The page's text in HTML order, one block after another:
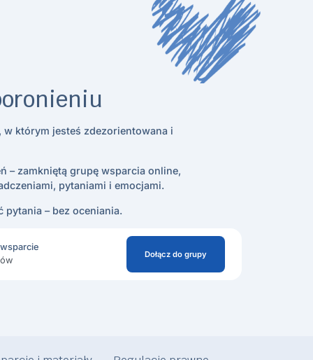
którym jesteś zdezorientowana i
– zamkniętą grupę wsparcia online,
pytaniami i emocjami.
pytania – bez oceniania.
Dołącz do grupy